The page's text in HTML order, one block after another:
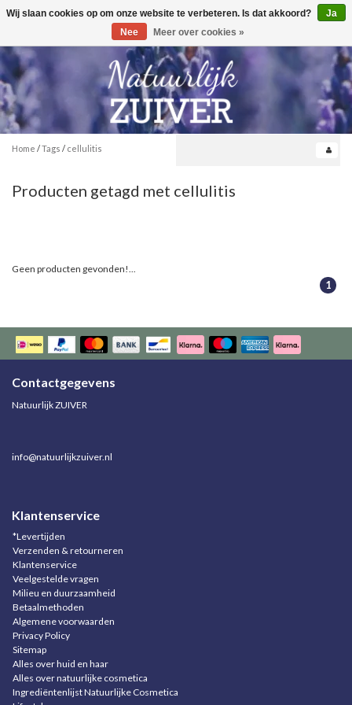
Toggle
0
Home /Tags / cellulitis
Producten getagd met cellulitis
Geen producten gevonden!...
1
Contactgegevens
Natuurlijk ZUIVER
info@natuurlijkzuiver.nl
Klantenservice
*Levertijden
Verzenden & retourneren
Klantenservice
Veelgestelde vragen
Milieu en duurzaamheid
Betaalmethoden
Algemene voorwaarden
Privacy Policy
Sitemap
Alles over huid en haar
Alles over natuurlijke cosmetica
Ingrediëntenlijst Natuurlijke Cosmetica
Wij slaan cookies op om onze website te verbeteren. Is dat akkoord?
Ja
Nee
Meer over cookies »